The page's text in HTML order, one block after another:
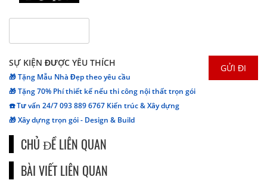
SỰ KIỆN ĐƯỢC YÊU THÍCH
🎁 Tặng Mẫu Nhà Đẹp theo yêu cầu
🎁 Tặng 70% Phí thiết kế nếu thi công nội thất trọn gói
☎️ Tư vấn 24/7 093 889 6767 Kiến trúc & Xây dựng
🎁 Xây dựng trọn gói - Design & Build
CHỦ ĐỀ LIÊN QUAN
BÀI VIẾT LIÊN QUAN